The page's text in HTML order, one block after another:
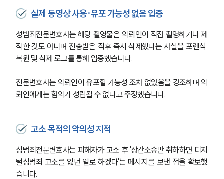
실제 동영상 사용·유포 가능성 없음 입증
성범죄전문변호사는 해당 촬영물은 의뢰인이 직접 촬영하거나 제
작한 것도 아니며 전송받은 직후 즉시 삭제했다는 사실을 포렌식
복원 및 삭제 로그를 통해 입증했습니다.
전문변호사는 의뢰인이 유포할 가능성 조차 없었음을 강조하며 의
뢰인에게는 혐의가 성립될 수 없다고 주장했습니다.
고소 목적의 악의성 지적
성범죄전문변호사는 피해자가 고소 후 '상간소송만 취하하면 디지
털성범죄 고소를 없던 일로 하겠다'는 메시지를 보낸 점을 확보했
습니다.